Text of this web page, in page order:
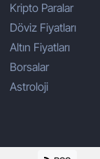
Kripto Paralar
Döviz Fiyatları
Altın Fiyatları
Borsalar
Astroloji